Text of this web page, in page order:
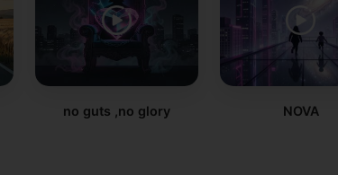
no guts ,no glory NOVA